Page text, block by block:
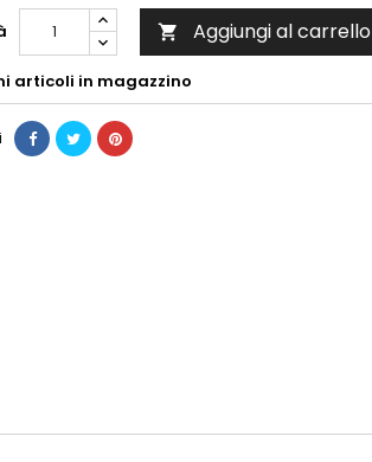
 Aggiungi al carrello
articoli in magazzino